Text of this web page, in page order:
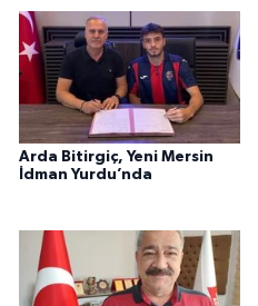
Arda Bitirgiç, Yeni Mersin
İdman Yurdu’nda